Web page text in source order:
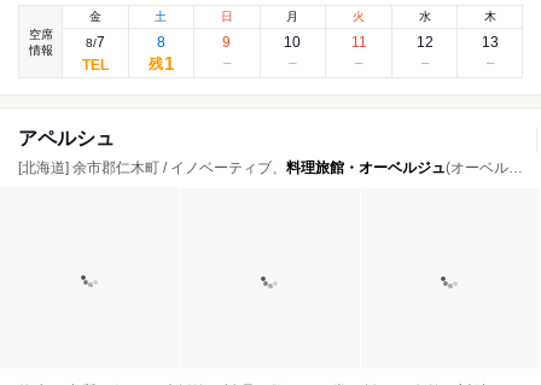
空席
情報
金
8/7
土
8
残1
日
9
月
10
火
11
水
12
木
13
アペルシュ
[北海道] 余市郡仁木町 / イノベーティブ、 料理旅館・オーベルジュ(オーベルジュ)、フレンチ